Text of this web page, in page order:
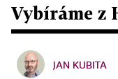
Vybíráme z
JAN KUBITA